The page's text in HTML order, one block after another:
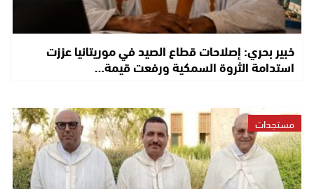
خبير بحري: إصلاحات قطاع الصيد في موريتانيا عززت
استدامة الثروة السمكية ورفعت قيمة…
مستجدات